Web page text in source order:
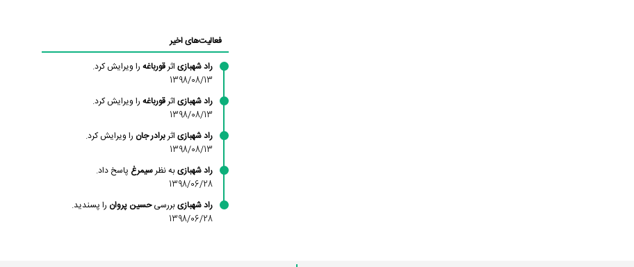
فعالیت‌های اخیر
راد شهبازیاثرقورباغهرا ویرایش کرد.
1398/08/13
راد شهبازیاثرقورباغهرا ویرایش کرد.
1398/08/13
راد شهبازیاثربرادر جان را ویرایش کرد.
1398/08/13
راد شهبازیبه نظرسیمرغ پاسخ داد.
1398/06/28
راد شهبازیبررسیحسین پروان را پسندید.
1398/06/28